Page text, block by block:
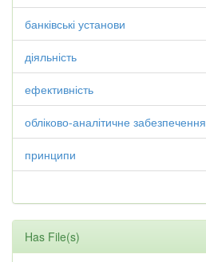
банківські установи
діяльність
ефективність
обліково-аналітичне забезпечення
принципи
Has File(s)